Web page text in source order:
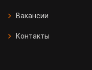
Вакансии
Контакты